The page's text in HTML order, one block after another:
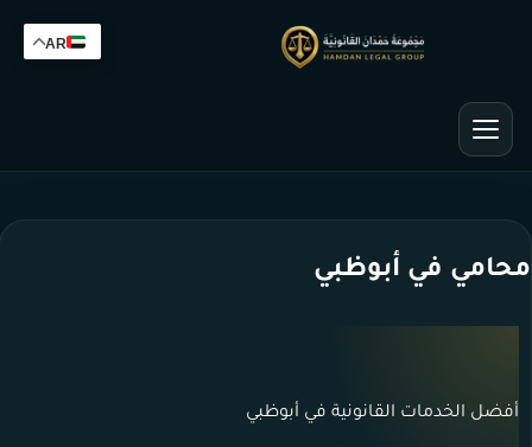
محامي في أبوظبي
أفضل الخدمات القانونية في أبوظبي
AR